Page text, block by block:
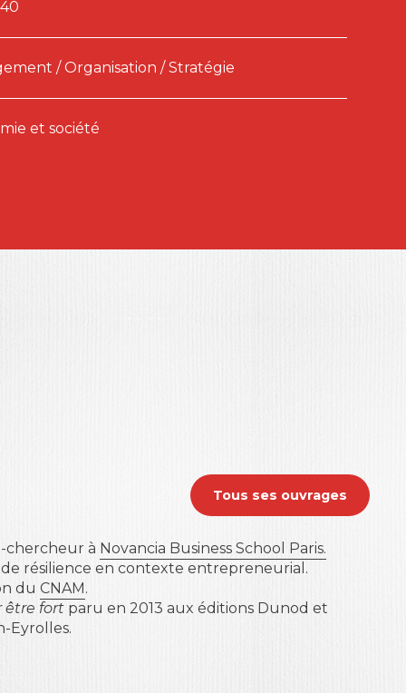
/ Organisation / Stratégie
et société
Tous ses ouvrages
chercheur à Novancia Business School Paris.
résilience en contexte entrepreneurial.
du CNAM.
être fort paru en 2013 aux éditions Dunod et
Eyrolles.